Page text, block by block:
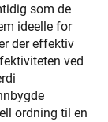
som de
ideelle for
der effektiv
ved
ordning til en